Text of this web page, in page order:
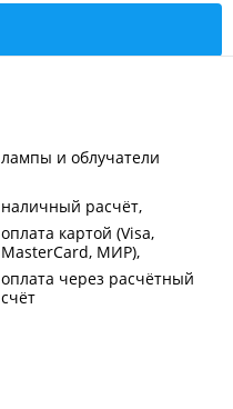
лампы и облучатели
наличный расчёт
оплата картой (Visa,
MasterCard, МИР)
оплата через расчётный
счёт